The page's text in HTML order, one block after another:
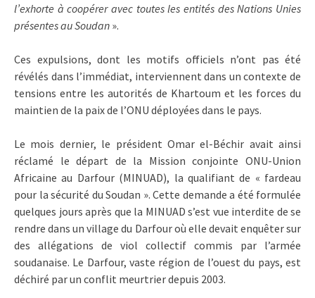
l’exhorte à coopérer avec toutes les entités des Nations Unies
présentes au Soudan ».
Ces expulsions, dont les motifs officiels n’ont pas été
révélés dans l’immédiat, interviennent dans un contexte de
tensions entre les autorités de Khartoum et les forces du
maintien de la paix de l’ONU déployées dans le pays.
Le mois dernier, le président Omar el-Béchir avait ainsi
réclamé le départ de la Mission conjointe ONU-Union
Africaine au Darfour (MINUAD), la qualifiant de « fardeau
pour la sécurité du Soudan ». Cette demande a été formulée
quelques jours après que la MINUAD s’est vue interdite de se
rendre dans un village du Darfour où elle devait enquêter sur
des allégations de viol collectif commis par l’armée
soudanaise. Le Darfour, vaste région de l’ouest du pays, est
déchiré par un conflit meurtrier depuis 2003.